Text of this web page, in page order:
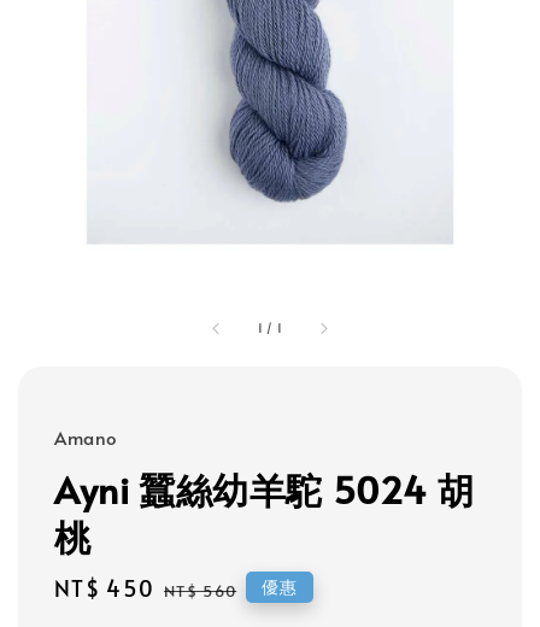
1 / 1
Amano
Ayni 蠶絲幼羊駝 5024 胡
桃
Sale
NT$ 450 Regular
NT$ 560 優惠